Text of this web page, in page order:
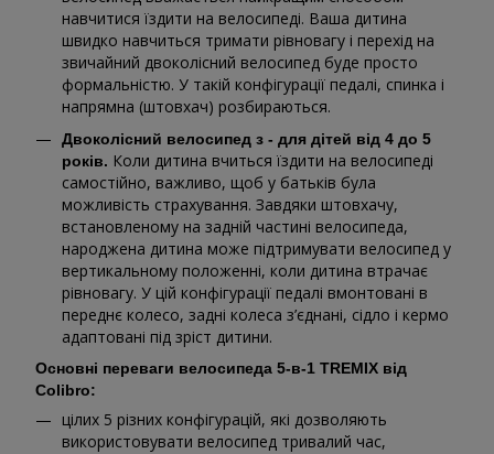
навчитися їздити на велосипеді. Ваша дитина
швидко навчиться тримати рівновагу і перехід на
звичайний двоколісний велосипед буде просто
формальністю. У такій конфігурації педалі, спинка і
напрямна (штовхач) розбираються.
Двоколісний велосипед з - для дітей від 4 до 5
років. Коли дитина вчиться їздити на велосипеді
самостійно, важливо, щоб у батьків була
можливість страхування. Завдяки штовхачу,
встановленому на задній частині велосипеда,
народжена дитина може підтримувати велосипед у
вертикальному положенні, коли дитина втрачає
рівновагу. У цій конфігурації педалі вмонтовані в
переднє колесо, задні колеса з’єднані, сідло і кермо
адаптовані під зріст дитини.
Основні переваги велосипеда 5-в-1 TREMIX від ​​
Colibro:
цілих 5 різних конфігурацій, які дозволяють
використовувати велосипед тривалий час,